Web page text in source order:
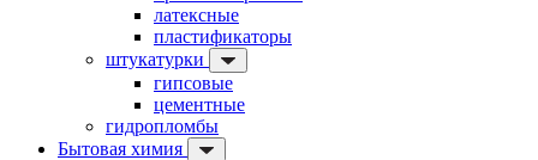
латексные
пластификаторы
штукатурки
гипсовые
цементные
гидропломбы
Бытовая химия